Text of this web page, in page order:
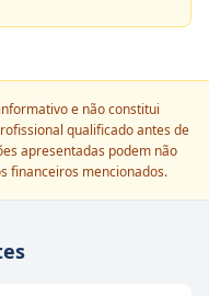
e não constitui
qualificado antes de
apresentadas podem não
financeiros mencionados.